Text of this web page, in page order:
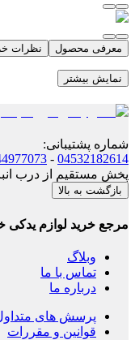
معرفی محصول نظرات
نمایش بیشتر
شماره پشتیبانی:
04532182614
-
پخش مستقیم از درب
بازگشت به بالا
مرجع خرید لوازم یدکی
وبلاگ
تماس با ما
درباره ما
پرسش های
قوانین و مقررات